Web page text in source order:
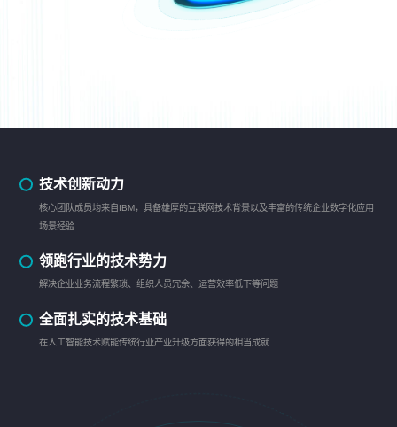
技术创新动力
核心团队成员均来自IBM，具备雄厚的互联网技术背景以及丰富的传统企业数字化应用
场景经验
领跑行业的技术势力
解决企业业务流程繁琐、组织人员冗余、运营效率低下等问题
全面扎实的技术基础
在人工智能技术赋能传统行业产业升级方面获得的相当成就